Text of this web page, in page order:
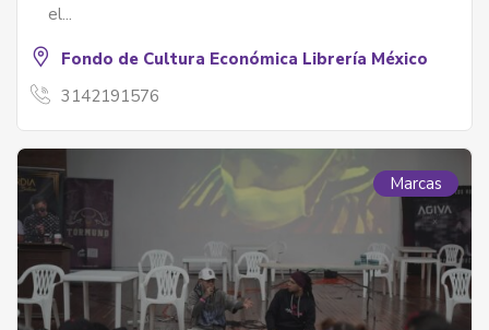
el...
Fondo de Cultura Económica Librería México
3142191576
Marcas